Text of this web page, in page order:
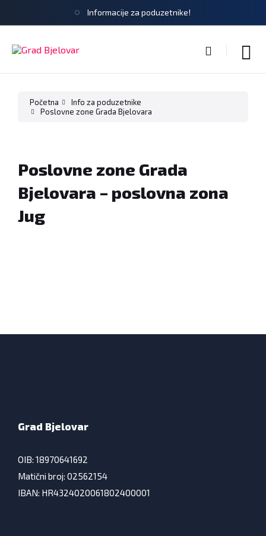
Informacije za poduzetnike!
Početna
Info za poduzetnike
Poslovne zone Grada Bjelovara
Poslovne zone Grada
Bjelovara – poslovna zona
Jug
Grad Bjelovar
OIB: 18970641692
Matični broj: 02562154
IBAN: HR4324020061802400001